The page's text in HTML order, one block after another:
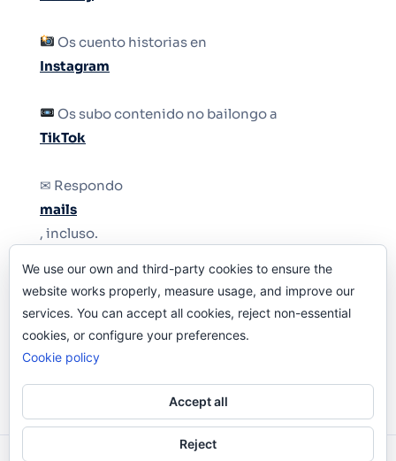
Os cuento historias en
Instagram
Os subo contenido no bailongo a
TikTok
✉ Respondo
mails
, incluso.
Y si una persona no puede tener teléfono, que
le quiten el teléfono.
We use our own and third-party cookies to ensure the
website works properly, measure usage, and improve our
services. You can accept all cookies, reject non-essential
cookies, or configure your preferences.
Cookie policy
Accept all
Reject